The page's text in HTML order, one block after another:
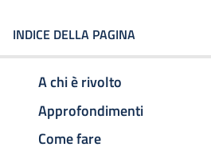
INDICE DELLA PAGINA
A chi è rivolto
Approfondimenti
Come fare